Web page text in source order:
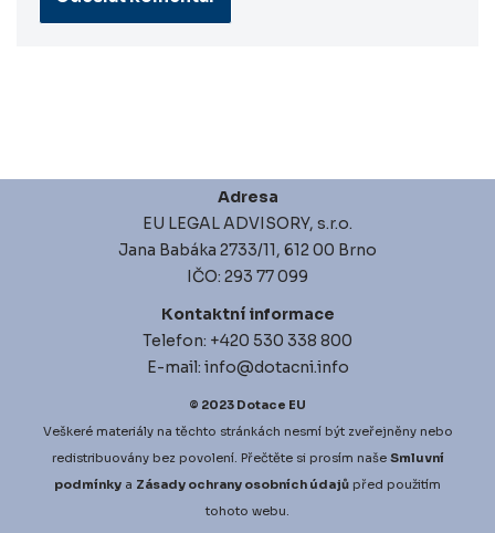
Adresa
EU LEGAL ADVISORY, s.r.o.
Jana Babáka 2733/11, 612 00 Brno
IČO: 293 77 099
Kontaktní informace
Telefon: +420 530 338 800
E-mail: info@dotacni.info
© 2023 Dotace EU
Veškeré materiály na těchto stránkách nesmí být zveřejněny nebo
redistribuovány bez povolení. Přečtěte si prosím naše Smluvní
podmínky a Zásady ochrany osobních údajů před použitím
tohoto webu.